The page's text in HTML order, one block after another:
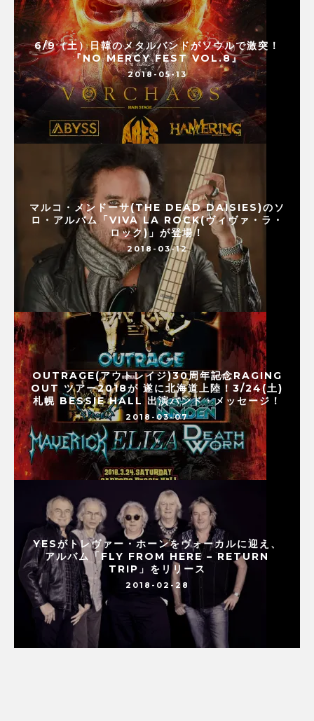
6/9（土）日韓のメタルバンドがソウルで激突！
『NO MERCY FEST VOL.8』
2018-05-13
マルコ・メンドーサ(THE DEAD DAISIES)のソ
ロ・アルバム「VIVA LA ROCK(ヴィヴァ・ラ・
ロック)」が登場！
2018-03-12
OUTRAGE(アウトレイジ)30周年記念RAGING
OUT ツアー2018が 遂に北海道上陸！3/24(土)
札幌 BESSIE HALL 出演バンド・メッセージ！
2018-03-07
YESがトレヴァー・ホーンをヴォーカルに迎え、
アルバム「FLY FROM HERE – RETURN
TRIP」をリリース
2018-02-28